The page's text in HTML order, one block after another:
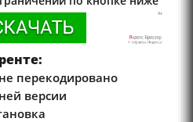
перекодировано
версии